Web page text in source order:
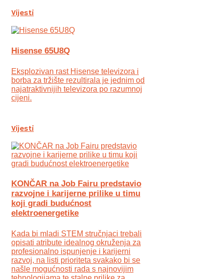
Vijesti
Hisense 65U8Q
Eksplozivan rast Hisense televizora i
borba za tržište rezultirala je jednim od
najatraktivnijih televizora po razumnoj
cijeni.
Vijesti
KONČAR na Job Fairu predstavio
razvojne i karijerne prilike u timu
koji gradi budućnost
elektroenergetike
Kada bi mladi STEM stručnjaci trebali
opisati atribute idealnog okruženja za
profesionalno ispunjenje i karijerni
razvoj, na listi prioriteta svakako bi se
našle mogućnosti rada s najnovijim